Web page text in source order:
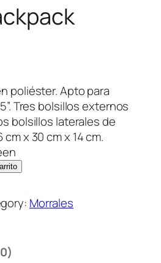
poliéster. Apto para
Tres bolsillos externos
bolsillos laterales de
x 30 cm x 14 cm.
Morrales